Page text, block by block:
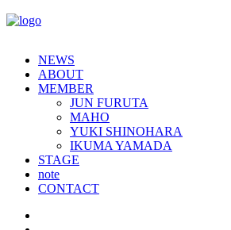
NEWS
ABOUT
MEMBER
JUN FURUTA
MAHO
YUKI SHINOHARA
IKUMA YAMADA
STAGE
note
CONTACT